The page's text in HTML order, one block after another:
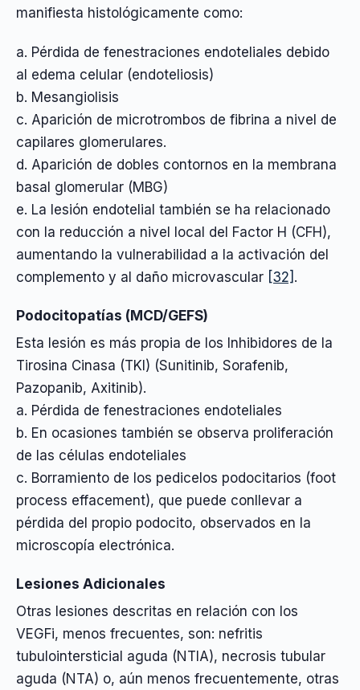
manifiesta histológicamente como:
a. Pérdida de fenestraciones endoteliales debido
al edema celular (endoteliosis)
b. Mesangiolisis
c. Aparición de microtrombos de fibrina a nivel de
capilares glomerulares.
d. Aparición de dobles contornos en la membrana
basal glomerular (MBG)
e. La lesión endotelial también se ha relacionado
con la reducción a nivel local del Factor H (CFH),
aumentando la vulnerabilidad a la activación del
complemento y al daño microvascular [32] .
Podocitopatías (MCD/GEFS)
Esta lesión es más propia de los Inhibidores de la
Tirosina Cinasa (TKI) (Sunitinib, Sorafenib,
Pazopanib, Axitinib).
a. Pérdida de fenestraciones endoteliales
b. En ocasiones también se observa proliferación
de las células endoteliales
c. Borramiento de los pedicelos podocitarios (foot
process effacement), que puede conllevar a
pérdida del propio podocito, observados en la
microscopía electrónica.
Lesiones Adicionales
Otras lesiones descritas en relación con los
VEGFi, menos frecuentes, son: nefritis
tubulointersticial aguda (NTIA), necrosis tubular
aguda (NTA) o, aún menos frecuentemente, otras